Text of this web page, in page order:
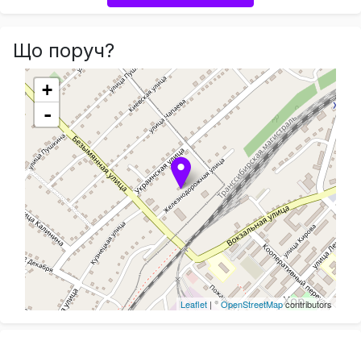
Що поруч?
+
-
Leaflet | ©OpenStreetMapcontributors